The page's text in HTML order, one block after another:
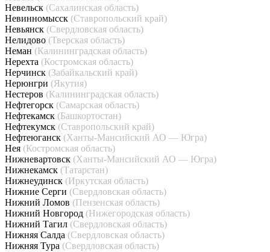
Невельск (Сахалинская область)
Невинномысск (Ставропольский край)
Невьянск (Свердловская область)
Нелидово (Тверская область)
Неман (Калининградская область)
Нерехта (Костромская область)
Нерчинск (Забайкальский край)
Нерюнгри (Якутия)
Нестеров (Калининградская область)
Нефтегорск (Самарская область)
Нефтекамск (Башкортостан)
Нефтекумск (Ставропольский край)
Нефтеюганск (Ханты-Мансийский АО — Югра)
Нея (Костромская область)
Нижневартовск (Ханты-Мансийский АО — Югра)
Нижнекамск (Татарстан)
Нижнеудинск (Иркутская область)
Нижние Серги (Свердловская область)
Нижний Ломов (Пензенская область)
Нижний Новгород (Нижегородская область)
Нижний Тагил (Свердловская область)
Нижняя Салда (Свердловская область)
Нижняя Тура (Свердловская область)